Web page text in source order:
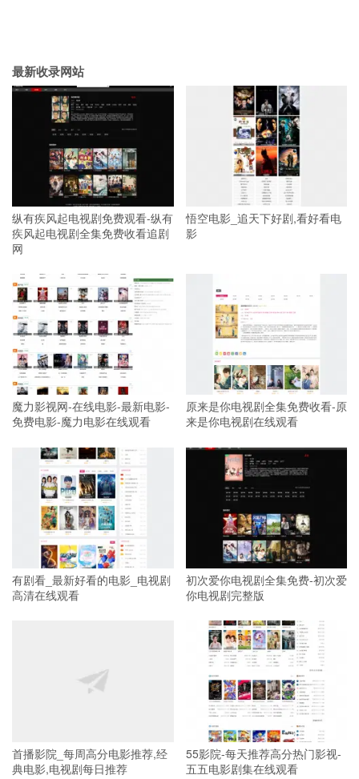
最新收录网站
纵有疾风起电视剧免费观看-纵有
疾风起电视剧全集免费收看追剧
网
悟空电影_追天下好剧,看好看电
影
魔力影视网-在线电影-最新电影-
免费电影-魔力电影在线观看
原来是你电视剧全集免费收看-原
来是你电视剧在线观看
有剧看_最新好看的电影_电视剧
高清在线观看
初次爱你电视剧全集免费-初次爱
你电视剧完整版
首播影院_每周高分电影推荐,经
典电影,电视剧每日推荐
55影院-每天推荐高分热门影视-
五五电影剧集在线观看